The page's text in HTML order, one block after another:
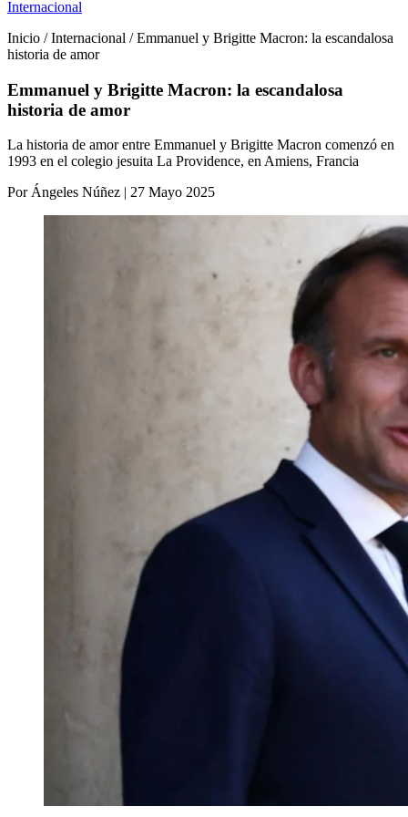
Internacional
Inicio / Internacional / Emmanuel y Brigitte Macron: la escandalosa
historia de amor
Emmanuel y Brigitte Macron: la escandalosa
historia de amor
La historia de amor entre Emmanuel y Brigitte Macron comenzó en
1993 en el colegio jesuita La Providence, en Amiens, Francia
Por Ángeles Núñez | 27 Mayo 2025